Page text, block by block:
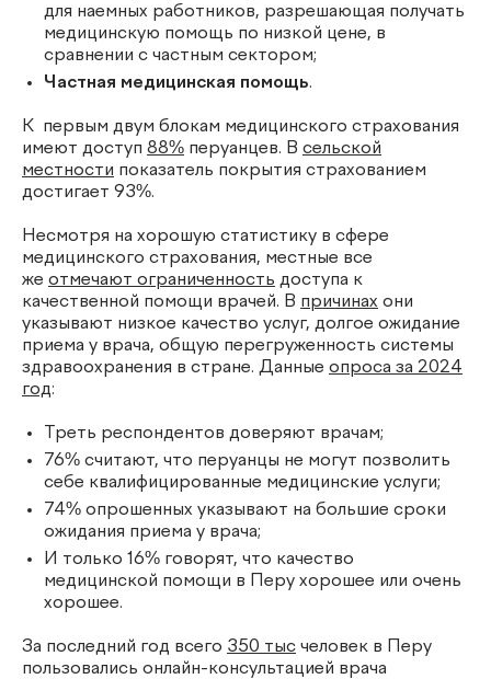
для наемных работников, разрешающая получать
медицинскую помощь по низкой цене, в
сравнении с частным сектором;
Частная медицинская помощь.
К первым двум блокам медицинского страхования
имеют доступ 88% перуанцев. В сельской
местности показатель покрытия страхованием
достигает 93%.
Несмотря на хорошую статистику в сфере
медицинского страхования, местные все
же отмечают ограниченность доступа к
качественной помощи врачей. В причинах они
указывают низкое качество услуг, долгое ожидание
приема у врача, общую перегруженность системы
здравоохранения в стране. Данные опроса за 2024
год:
Треть респондентов доверяют врачам;
76% считают, что перуанцы не могут позволить
себе квалифицированные медицинские услуги;
74% опрошенных указывают на большие сроки
ожидания приема у врача;
И только 16% говорят, что качество
медицинской помощи в Перу хорошее или очень
хорошее.
За последний год всего 350 тыс человек в Перу
пользовались онлайн-консультацией врача